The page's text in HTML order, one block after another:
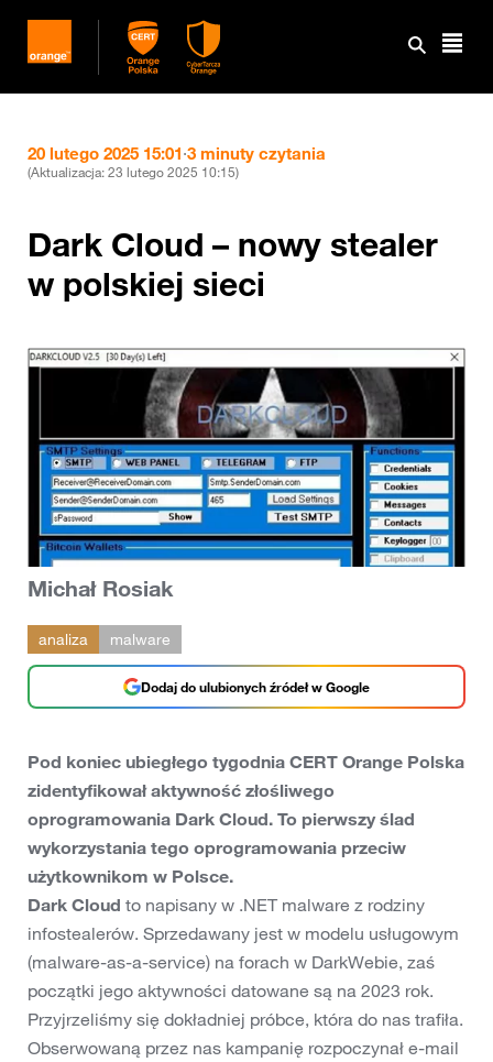
20 lutego 2025 15:01·3 minuty czytania
(Aktualizacja:23 lutego 2025 10:15)
Dark Cloud – nowy stealer
w polskiej sieci
Michał Rosiak
analiza malware
Dodaj do ulubionych źródeł w Google
Pod koniec ubiegłego tygodnia CERT Orange Polska
zidentyfikował aktywność złośliwego
oprogramowania Dark Cloud. To pierwszy ślad
wykorzystania tego oprogramowania przeciw
użytkownikom w Polsce.
Dark Cloud to napisany w .NET malware z rodziny
infostealerów. Sprzedawany jest w modelu usługowym
(malware-as-a-service) na forach w DarkWebie, zaś
początki jego aktywności datowane są na 2023 rok.
Przyjrzeliśmy się dokładniej próbce, która do nas trafiła.
Obserwowaną przez nas kampanię rozpoczynał e-mail